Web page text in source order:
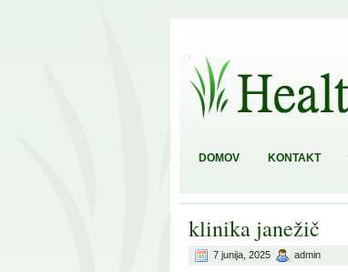
DOMOV KONTAKT
klinika janežič
7 junija, 2025 admin